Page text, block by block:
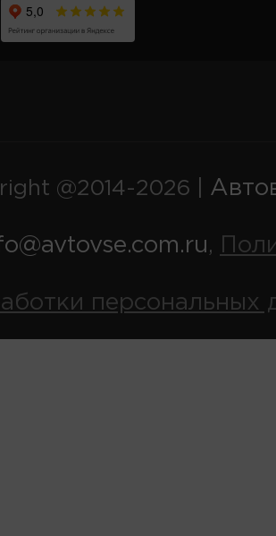
@2014-2026 |
,
персональных